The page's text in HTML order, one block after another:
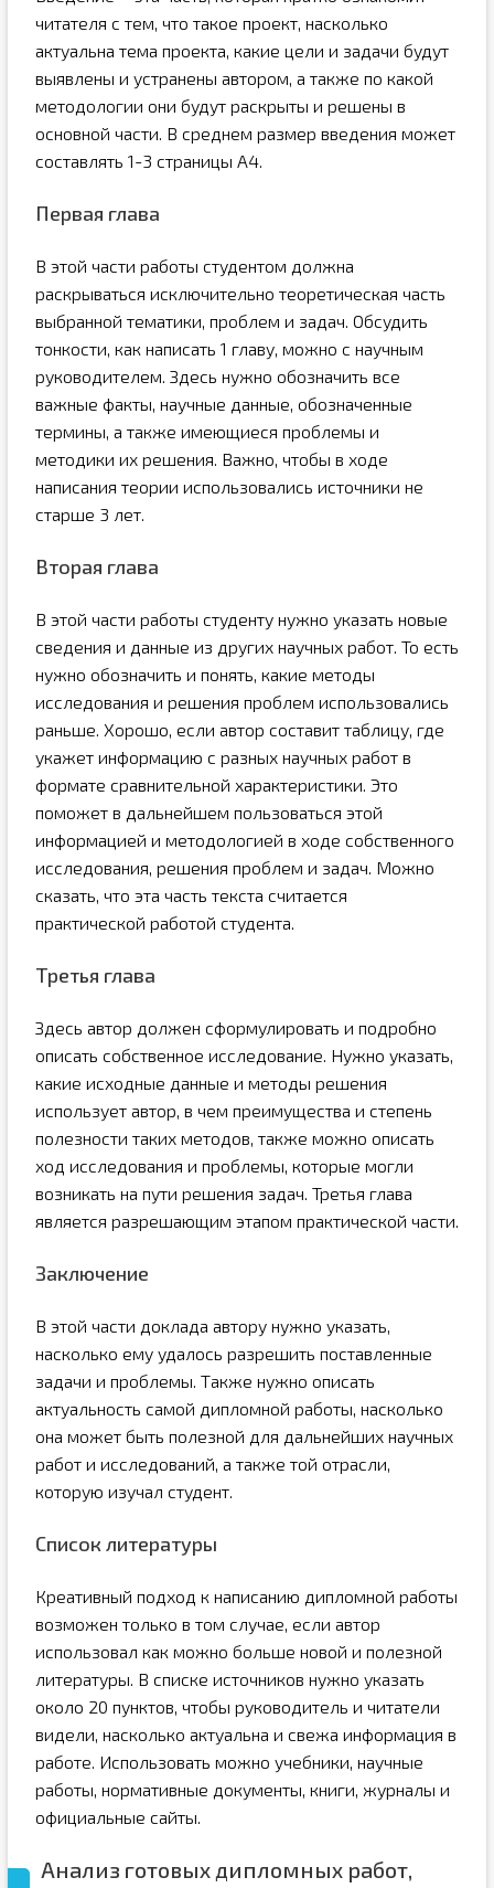
читателя с тем, что такое проект, насколько
актуальна тема проекта, какие цели и задачи будут
выявлены и устранены автором, а также по какой
методологии они будут раскрыты и решены в
основной части. В среднем размер введения может
составлять 1-3 страницы А4.
Первая глава
В этой части работы студентом должна
раскрываться исключительно теоретическая часть
выбранной тематики, проблем и задач. Обсудить
тонкости, как написать 1 главу, можно с научным
руководителем. Здесь нужно обозначить все
важные факты, научные данные, обозначенные
термины, а также имеющиеся проблемы и
методики их решения. Важно, чтобы в ходе
написания теории использовались источники не
старше 3 лет.
Вторая глава
В этой части работы студенту нужно указать новые
сведения и данные из других научных работ. То есть
нужно обозначить и понять, какие методы
исследования и решения проблем использовались
раньше. Хорошо, если автор составит таблицу, где
укажет информацию с разных научных работ в
формате сравнительной характеристики. Это
поможет в дальнейшем пользоваться этой
информацией и методологией в ходе собственного
исследования, решения проблем и задач. Можно
сказать, что эта часть текста считается
практической работой студента.
Третья глава
Здесь автор должен сформулировать и подробно
описать собственное исследование. Нужно указать,
какие исходные данные и методы решения
использует автор, в чем преимущества и степень
полезности таких методов, также можно описать
ход исследования и проблемы, которые могли
возникать на пути решения задач. Третья глава
является разрешающим этапом практической части.
Заключение
В этой части доклада автору нужно указать,
насколько ему удалось разрешить поставленные
задачи и проблемы. Также нужно описать
актуальность самой дипломной работы, насколько
она может быть полезной для дальнейших научных
работ и исследований, а также той отрасли,
которую изучал студент.
Список литературы
Креативный подход к написанию дипломной работы
возможен только в том случае, если автор
использовал как можно больше новой и полезной
литературы. В списке источников нужно указать
около 20 пунктов, чтобы руководитель и читатели
видели, насколько актуальна и свежа информация в
работе. Использовать можно учебники, научные
работы, нормативные документы, книги, журналы и
официальные сайты.
Анализ готовых дипломных работ,